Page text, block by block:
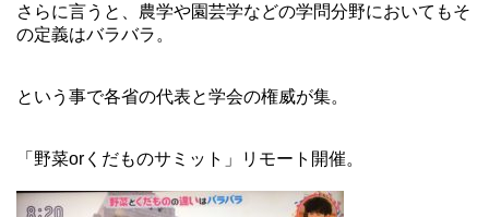
さらに言うと、農学や園芸学などの学問分野においてもそ
の定義はバラバラ。
という事で各省の代表と学会の権威が集。
「野菜orくだものサミット」リモート開催。